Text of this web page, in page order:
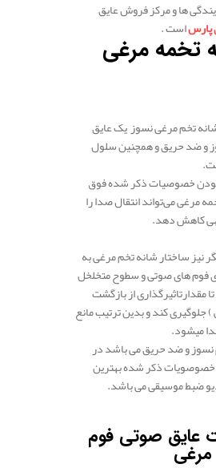
ها و مرکز فروش عایق
پارساست .
تخمه مرغی
تخم مرغی نسوز یک عایق
و ضد حریق و همچنین سلول
بودن خصوصیات ذکر شده فوق
مرغی می‌تواند انتقال صدا را
کاهش دهد.
نیز ساختار شانه تخم مرغی به
فوم های صوتی و سطوح متخلخل
از بازگشت
کند و بدین ترتیب مانع
میشود.
نسوز و ضد حریق می باشد در
خصوصویات ذکر شده بهترین
ضبط موسیقی می باشد.
عایق صوتی فوم
مرغی